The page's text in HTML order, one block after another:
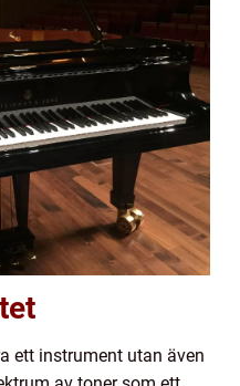
ett instrument utan även